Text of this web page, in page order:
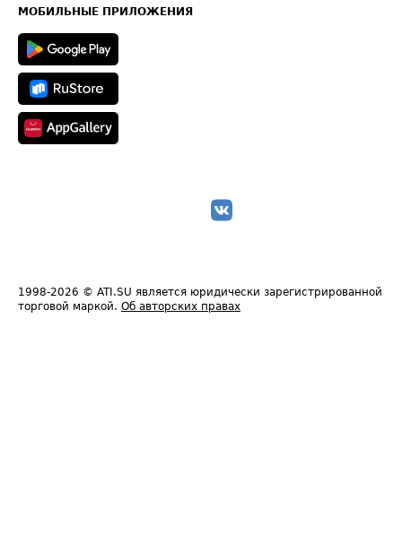
Техническая информация
МОБИЛЬНЫЕ ПРИЛОЖЕНИЯ
1998-2026 © ATI.SU является юридически зарегистрированной
торговой маркой. Об авторских правах